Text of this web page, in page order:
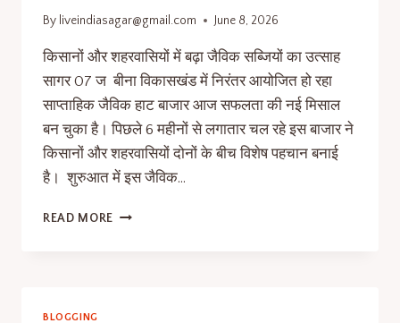
By liveindiasagar@gmail.com June 8, 2026
किसानों और शहरवासियों में बढ़ा जैविक सब्जियों का उत्साह
सागर 07 ज बीना विकासखंड में निरंतर आयोजित हो रहा
साप्ताहिक जैविक हाट बाजार आज सफलता की नई मिसाल
बन चुका है। पिछले 6 महीनों से लगातार चल रहे इस बाजार ने
किसानों और शहरवासियों दोनों के बीच विशेष पहचान बनाई
है। शुरुआत में इस जैविक…
READ MORE
BLOGGING